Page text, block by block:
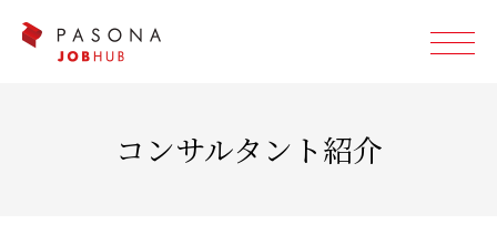
コンサルタント紹介